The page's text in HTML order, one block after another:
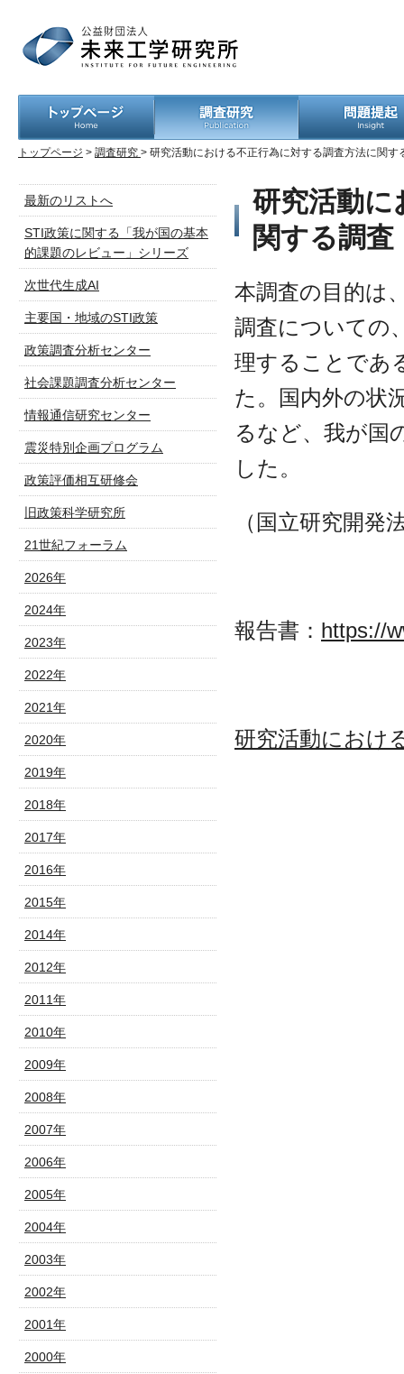
トップページ > 調査研究 > 研究活動における不正行為に対する調査方法に関す
最新のリストへ
STI政策に関する「我が国の基本
的課題のレビュー」シリーズ
次世代生成AI
主要国・地域のSTI政策
政策調査分析センター
社会課題調査分析センター
情報通信研究センター
震災特別企画プログラム
政策評価相互研修会
旧政策科学研究所
21世紀フォーラム
2026年
2024年
2023年
2022年
2021年
2020年
2019年
2018年
2017年
2016年
2015年
2014年
2012年
2011年
2010年
2009年
2008年
2007年
2006年
2005年
2004年
2003年
2002年
2001年
2000年
研究活動に
関する調査
本調査の目的は
調査についての
理することであ
た。国内外の状
るなど、我が国
した。
（国立研究開発
報告書： https://
研究活動におけ